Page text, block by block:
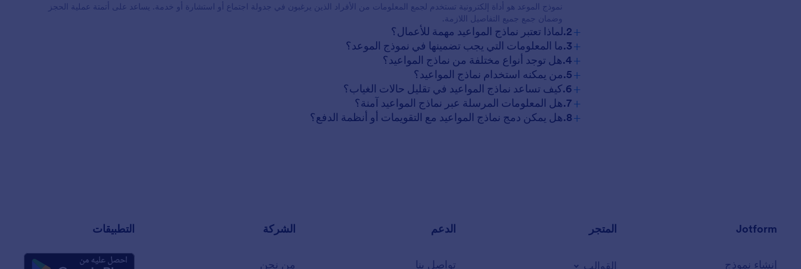
نموذج الموعد هو أداة إلكترونية تستخدم لجمع المعلومات من الأفراد الذين يرغبون في جدولة اجتماع أو استشارة أو خدمة. يساعد على أتمتة عملية الحجز
وضمان جمع جميع التفاصيل اللازمة.
+2.لماذا تعتبر نماذج المواعيد مهمة للأعمال؟
+3.ما المعلومات التي يجب تضمينها في نموذج الموعد؟
+4.هل توجد أنواع مختلفة من نماذج المواعيد؟
+5.من يمكنه استخدام نماذج المواعيد؟
+6.كيف تساعد نماذج المواعيد في تقليل حالات الغياب؟
+7.هل المعلومات المرسلة عبر نماذج المواعيد آمنة؟
+8.هل يمكن دمج نماذج المواعيد مع التقويمات أو أنظمة الدفع؟
Jotform
إنشاء نموذج
المتجر
القوالب
الدعم
تواصل بنا
الشركة
من نحن
التطبيقات